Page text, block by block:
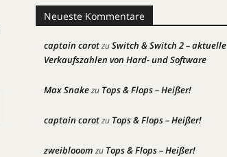
Neueste Kommentare
captain carotzuSwitch & Switch 2 – aktuelle
Verkaufszahlen von Hard- und Software
Max Snakezu Tops & Flops – Heißer!
captain carotzu Tops & Flops – Heißer!
zweiblooom zu Tops & Flops – Heißer!